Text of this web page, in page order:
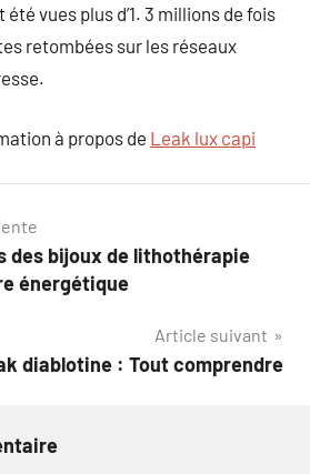
vues plus d’1. 3 millions de fois
retombées sur les réseaux
à propos de Leak lux capi
des bijoux de lithothérapie
énergétique
Article suivant
diablotine : Tout comprendre